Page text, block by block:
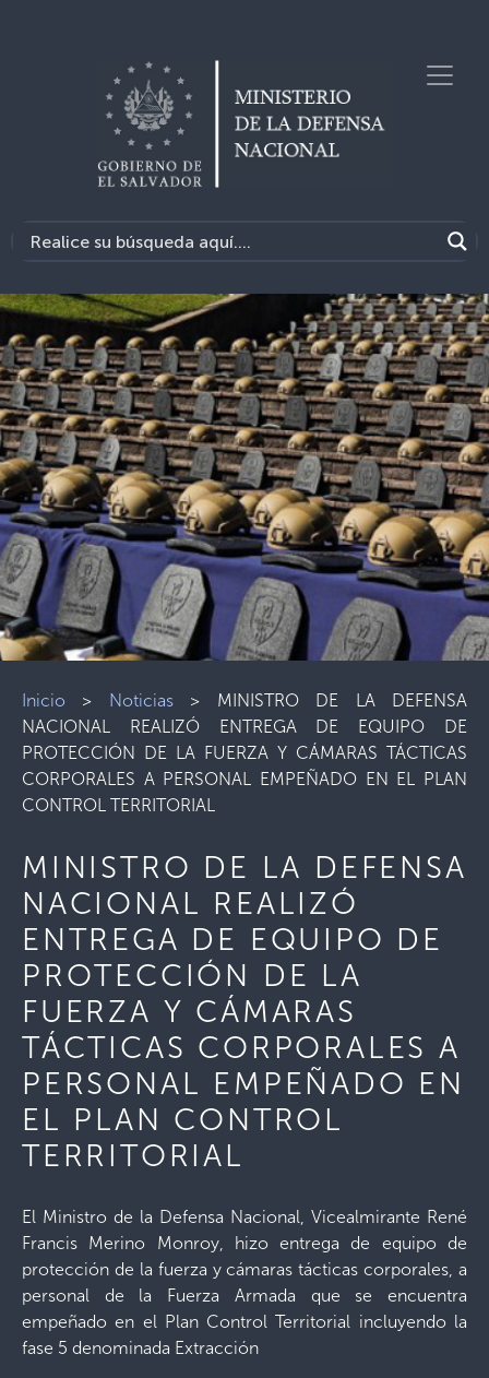
Inicio > Noticias> MINISTRO DE LA DEFENSA
NACIONAL REALIZÓ ENTREGA DE EQUIPO DE
PROTECCIÓN DE LA FUERZA Y CÁMARAS TÁCTICAS
CORPORALES A PERSONAL EMPEÑADO EN EL PLAN
CONTROL TERRITORIAL
MINISTRO DE LA DEFENSA
NACIONAL REALIZÓ
ENTREGA DE EQUIPO DE
PROTECCIÓN DE LA
FUERZA Y CÁMARAS
TÁCTICAS CORPORALES A
PERSONAL EMPEÑADO EN
EL PLAN CONTROL
TERRITORIAL
El Ministro de la Defensa Nacional, Vicealmirante René
Francis Merino Monroy, hizo entrega de equipo de
protección de la fuerza y cámaras tácticas corporales, a
personal de la Fuerza Armada que se encuentra
empeñado en el Plan Control Territorial incluyendo la
fase 5 denominada Extracción